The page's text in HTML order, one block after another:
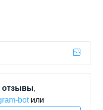
отзывы,
или